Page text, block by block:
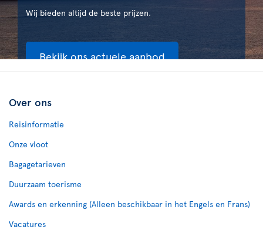
Wij bieden altijd de beste prijzen.
Bekijk ons actuele aanbod
Over ons
Reisinformatie
Onze vloot
Bagagetarieven
Duurzaam toerisme
Awards en erkenning (Alleen beschikbaar in het Engels en Frans)
Vacatures